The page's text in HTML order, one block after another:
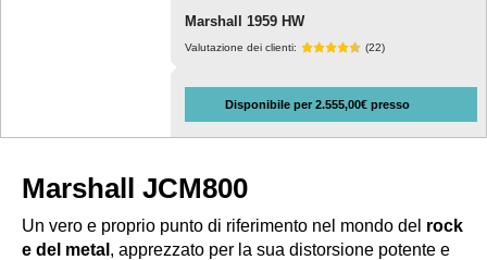
Marshall 1959 HW
Valutazione dei clienti: (22)
Disponibile per 2.555,00€ presso
Marshall JCM800
Un vero e proprio punto di riferimento nel mondo del rock
e del metal , apprezzato per la sua distorsione potente e